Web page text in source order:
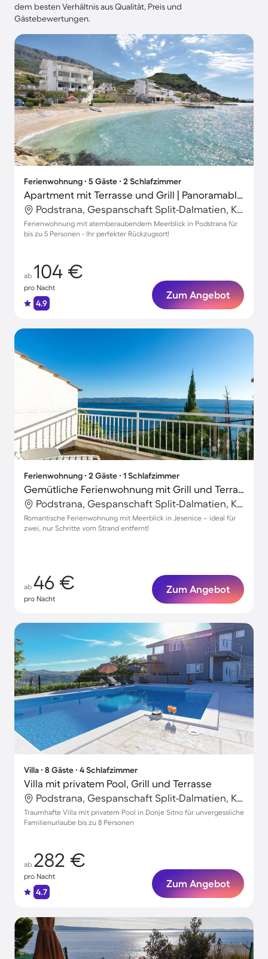
dem besten Verhältnis aus Qualität, Preis und
Gästebewertungen.
Ferienwohnung ∙ 5 Gäste ∙ 2 Schlafzimmer
Apartment mit Terrasse und Grill | Panoramablick | Nah am Strand
Podstrana, Gespanschaft Split-Dalmatien, Kroatien
Ferienwohnung mit atemberaubendem Meerblick in Podstrana für
bis zu 5 Personen - Ihr perfekter Rückzugsort!
ab 104 €
pro Nacht
4.9
Zum Angebot
Ferienwohnung ∙ 2 Gäste ∙ 1 Schlafzimmer
Gemütliche Ferienwohnung mit Grill und Terrasse | Meerblick
Podstrana, Gespanschaft Split-Dalmatien, Kroatien
Romantische Ferienwohnung mit Meerblick in Jesenice – ideal für
zwei, nur Schritte vom Strand entfernt!
ab 46 €
pro Nacht
Zum Angebot
Villa ∙ 8 Gäste ∙ 4 Schlafzimmer
Villa mit privatem Pool, Grill und Terrasse
Podstrana, Gespanschaft Split-Dalmatien, Kroatien
Traumhafte Villa mit privatem Pool in Donje Sitno für unvergessliche
Familienurlaube bis zu 8 Personen
ab 282 €
pro Nacht
4.7
Zum Angebot